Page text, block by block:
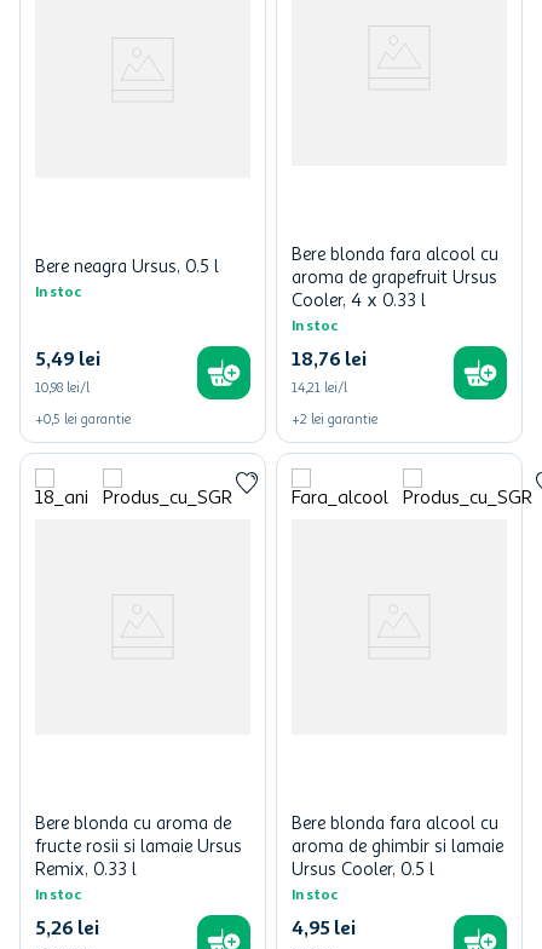
Bere neagra Ursus, 0.5 l
In stoc
5,49 lei
10,98 lei/l
+0,5 lei garantie
Bere blonda fara alcool cu
aroma de grapefruit Ursus
Cooler, 4 x 0.33 l
In stoc
18,76 lei
14,21 lei/l
+2 lei garantie
Bere blonda cu aroma de
fructe rosii si lamaie Ursus
Remix, 0.33 l
In stoc
5,26 lei
Bere blonda fara alcool cu
aroma de ghimbir si lamaie
Ursus Cooler, 0.5 l
In stoc
4,95 lei